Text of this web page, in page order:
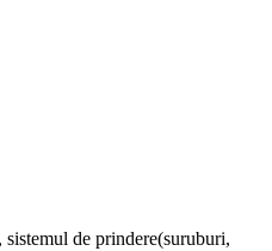
de prindere(suruburi,